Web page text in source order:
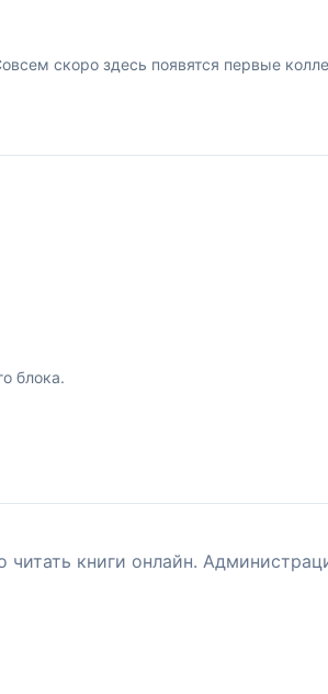
скоро здесь появятся первые
блока.
книги онлайн.